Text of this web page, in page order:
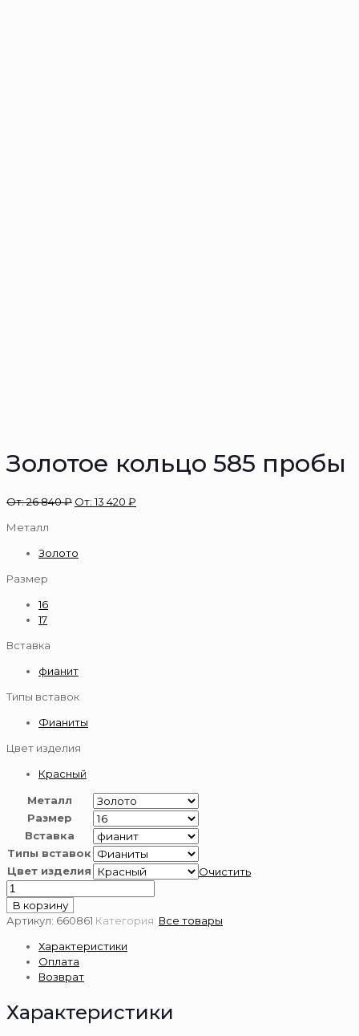
Золотое кольцо 585 пробы
От:26 840₽ От:13 420 ₽
Металл
Золото
Размер
16
17
Вставка
фианит
Типы вставок
Фианиты
Цвет изделия
Красный
Металл
Размер
Вставка
Типы вставок
Цвет изделия
Очистить
Количество
товара
Золотое
пробы
В корзину
Артикул: 660861 Категория: Все товары
Характеристики
Оплата
Возврат
Характеристики